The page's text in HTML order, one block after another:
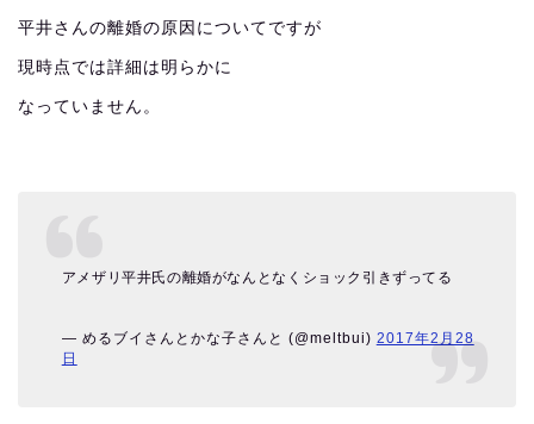
平井さんの離婚の原因についてですが
現時点では詳細は明らかに
なっていません。
アメザリ平井氏の離婚がなんとなくショック引きずってる
— めるブイさんとかな子さんと (@meltbui) 2017年2月28
日